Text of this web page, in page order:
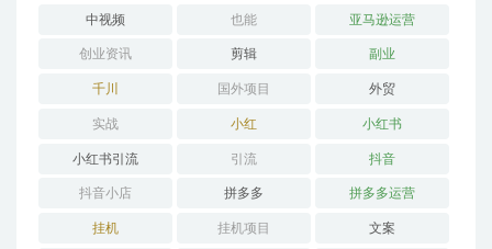
中视频 也能 亚马逊运营
创业资讯 剪辑 副业
千川 国外项目 外贸
实战 小红 小红书
小红书引流 引流 抖音
抖音小店 拼多多 拼多多运营
挂机 挂机项目 文案